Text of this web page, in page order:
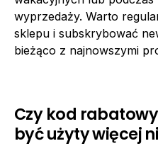
wyprzedaży. Warto
sklepu i subskrybować
bieżąco z najnowszymi
Czy kod
być użyty więcej